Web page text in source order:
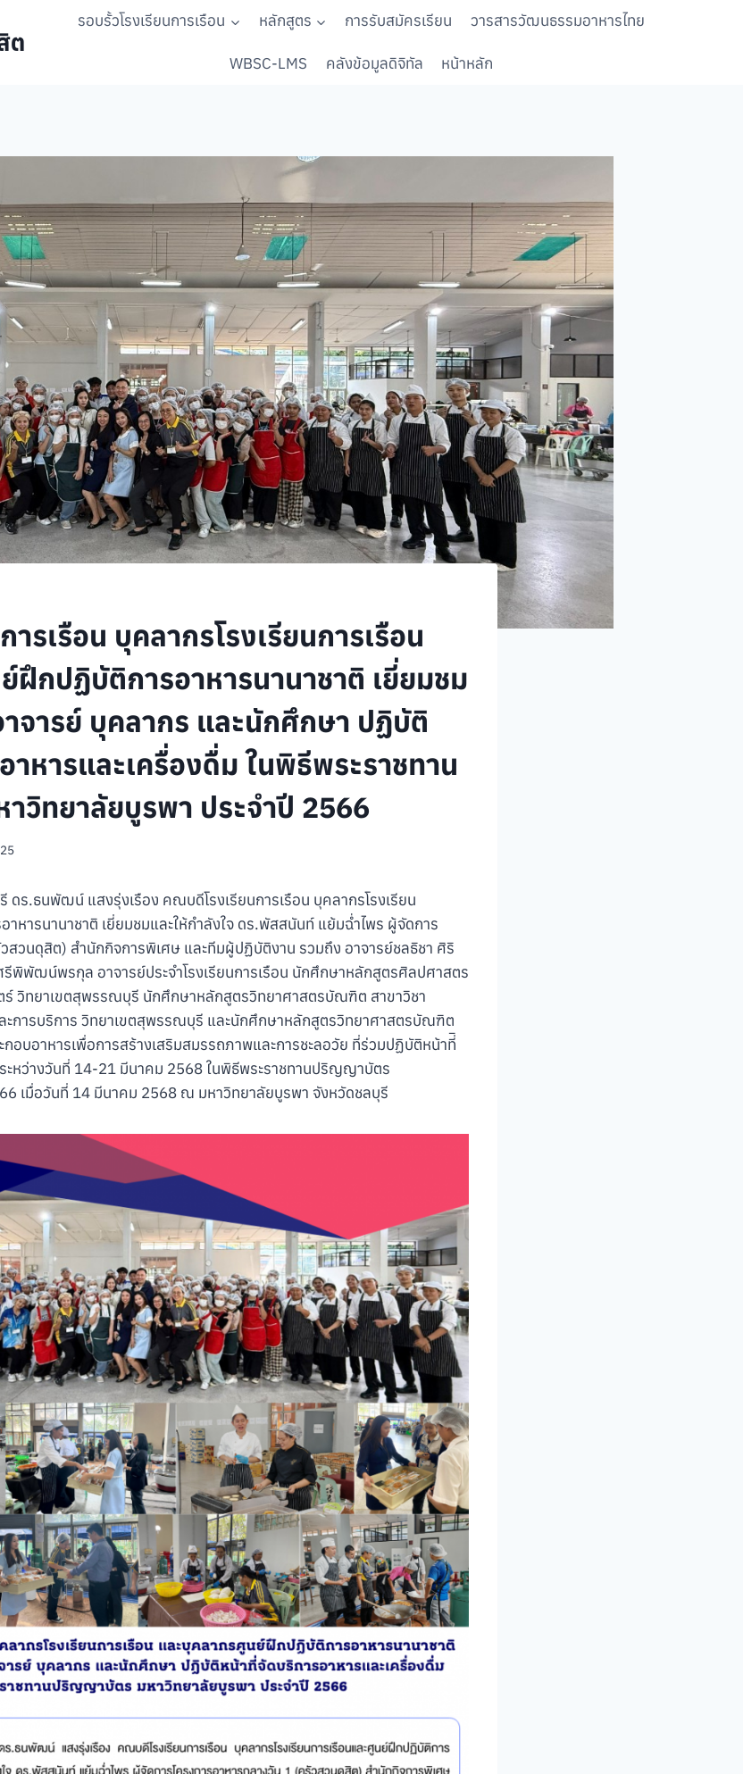
ต
รอบรั้วโรงเรียนการเรือน หลักสูตร การรับสมัครเรียน วารสารวัฒนธรรมอาหารไทย
WBSC-LMS คลังข้อมูลดิจิทัล หน้าหลัก
รเรือน บุคลากรโรงเรียนการเรือน
ฝึกปฏิบัติการอาหารนานาชาติ เยี่ยมชม
าจารย์ บุคลากร และนักศึกษา ปฏิบัติ
าหารและเครื่องดื่ม ในพิธีพระราชทาน
วิทยาลัยบูรพา ประจำปี 2566
ดร.ธนพัฒน์ แสงรุ่งเรือง คณบดีโรงเรียนการเรือน บุคลากรโรงเรียน
หารนานาชาติ เยี่ยมชมและให้กำลังใจ ดร.พัสสนันท์ แย้มฉ่ำไพร ผู้จัดการ
สวนดุสิต) สำนักกิจการพิเศษ และทีมผู้ปฏิบัติงาน รวมถึง อาจารย์ชลธิชา ศิริ
พิพัฒน์พรกุล อาจารย์ประจำโรงเรียนการเรือน นักศึกษาหลักสูตรศิลปศาสตร
วิทยาเขตสุพรรณบุรี นักศึกษาหลักสูตรวิทยาศาสตรบัณฑิต สาขาวิชา
ละการบริการ วิทยาเขตสุพรรณบุรี และนักศึกษาหลักสูตรวิทยาศาสตรบัณฑิต
กอบอาหารเพื่อการสร้างเสริมสมรรถภาพและการชะลอวัย ที่ร่วมปฏิบัติหน้าที่ิ
ะหว่างวันที่ 14-21 มีนาคม 2568 ในพิธีพระราชทานปริญญาบัตร
เมื่อวันที่ 14 มีนาคม 2568 ณ มหาวิทยาลัยบูรพา จังหวัดชลบุรี